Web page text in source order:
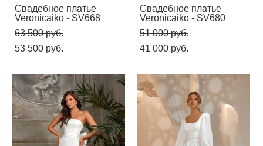
Свадебное платье
Veronicaiko - SV668
63 500 pуб.
53 500 pуб.
Свадебное платье
Veronicaiko - SV680
51 000 pуб.
41 000 pуб.